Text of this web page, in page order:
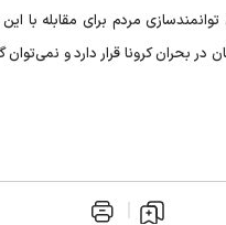
مردم برای مقابله با
بحران کرونا قرار دارد و نمی‌توان